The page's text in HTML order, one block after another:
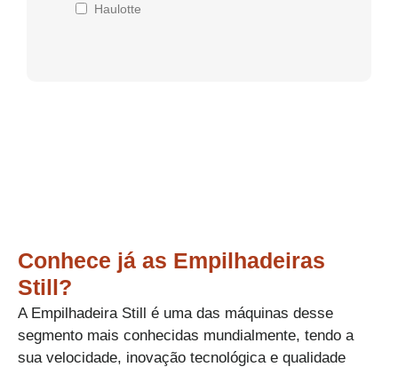
Haulotte
Conhece já as Empilhadeiras
Still?
A Empilhadeira Still é uma das máquinas desse
segmento mais conhecidas mundialmente, tendo a
sua velocidade, inovação tecnológica e qualidade